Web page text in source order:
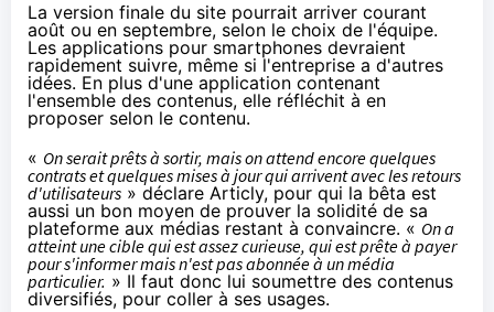
La version finale du site pourrait arriver courant
août ou en septembre, selon le choix de l'équipe.
Les applications pour smartphones devraient
rapidement suivre, même si l'entreprise a d'autres
idées. En plus d'une application contenant
l'ensemble des contenus, elle réfléchit à en
proposer selon le contenu.
« On serait prêts à sortir, mais on attend encore quelques
contrats et quelques mises à jour qui arrivent avec les retours
d'utilisateurs » déclare Articly, pour qui la bêta est
aussi un bon moyen de prouver la solidité de sa
plateforme aux médias restant à convaincre. « On a
atteint une cible qui est assez curieuse, qui est prête à payer
pour s'informer mais n'est pas abonnée à un média
particulier. » Il faut donc lui soumettre des contenus
diversifiés, pour coller à ses usages.